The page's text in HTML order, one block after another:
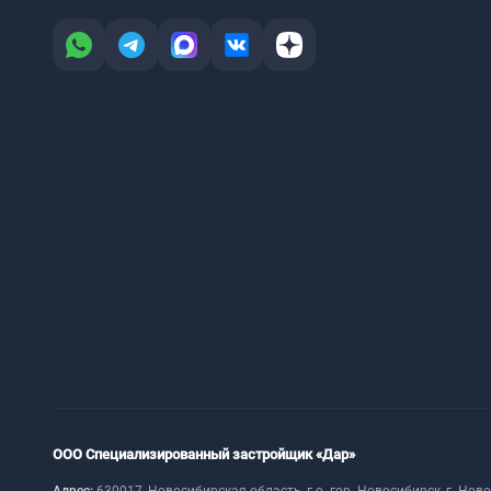
ООО Специализированный застройщик «Дар»